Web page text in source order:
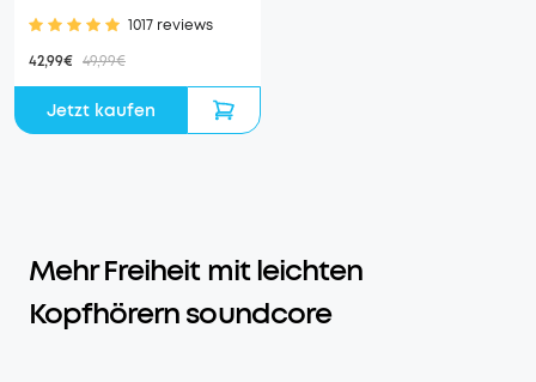
1017 reviews
42,99€ 49,99€
Jetzt kaufen
Mehr Freiheit mit leichten
Kopfhörern soundcore